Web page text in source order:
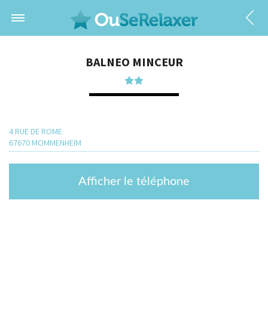
BALNEO MINCEUR
4 RUE DE ROME
67670 MOMMENHEIM
Afficher le téléphone